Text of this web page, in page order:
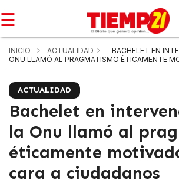
☰
INICIO ACTUALIDAD
BACHELET EN
ONU LLAMÓ AL PRAGMATISMO ÉTICAMENTE
ACTUALIDAD
Bachelet en
la Onu llamó al
éticamente
cara a ciudadanos